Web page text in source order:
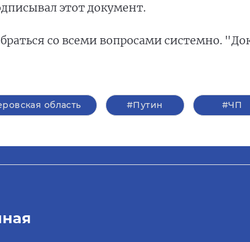
этот документ.
со всеми вопросами системно.
область #Путин #ЧП